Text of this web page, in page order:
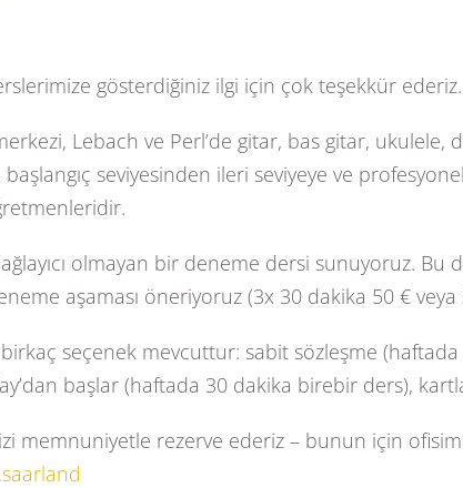
gösterdiğiniz ilgi için çok teşekkür ederiz.
Lebach ve Perl’de gitar, bas gitar,
başlangıç seviyesinden ileri seviyeye ve
olmayan bir deneme dersi sunuyoruz.
aşaması öneriyoruz (3x 30 dakika 50 €
seçenek mevcuttur: sabit sözleşme
başlar (haftada 30 dakika birebir ders),
memnuniyetle rezerve ederiz – bunun için